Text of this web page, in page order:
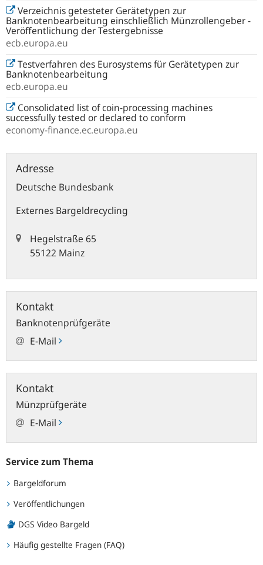
Service zum Thema
Bargeldforum
Veröffentlichungen
DGS Video Bargeld
Häufig gestellte Fragen (FAQ)
Verzeichnis getesteter Gerätetypen zur
Banknotenbearbeitung einschließlich Münzrollengeber -
Veröffentlichung der Testergebnisse
ecb.europa.eu
Testverfahren des Eurosystems für Gerätetypen zur
Banknotenbearbeitung
ecb.europa.eu
Consolidated list of coin-processing machines
successfully tested or declared to conform
economy-finance.ec.europa.eu
Adresse
Deutsche Bundesbank
Externes Bargeldrecycling
Hegelstraße 65
55122 Mainz
Kontakt
Banknotenprüfgeräte
E-Mail
Kontakt
Münzprüfgeräte
E-Mail